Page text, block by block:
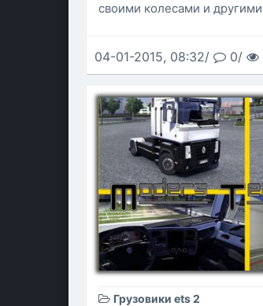
своими колесами и
04-01-2015, 08:32/ 0/
Грузовики ets 2